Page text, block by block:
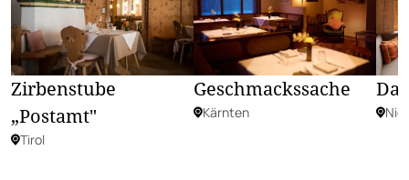
Zirbenstube
„Postamt"
Tirol
Geschmackssache
Kärnten